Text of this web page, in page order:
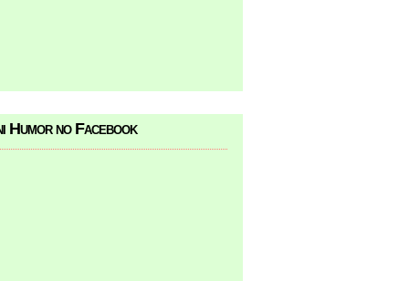
Humor no Facebook